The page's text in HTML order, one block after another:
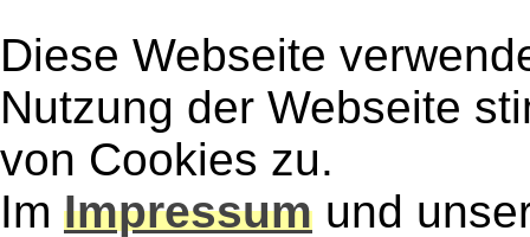
Diese Webseite
Nutzung der Webseite
von Cookies zu.
Im Impressum und